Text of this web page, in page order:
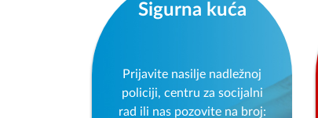
Sigurna kuća
Prijavite nasilje nadležnoj
policiji, centru za socijalni
rad ili nas pozovite na broj: